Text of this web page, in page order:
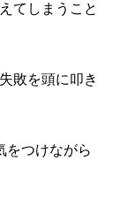
てしまうこと
敗を頭に叩き
をつけながら